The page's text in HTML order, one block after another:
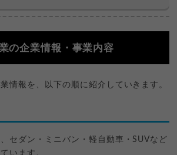
の企業情報・事業内容
情報を、以下の順に紹介していきます。
セダン・ミニバン・軽自動車・SUVなど